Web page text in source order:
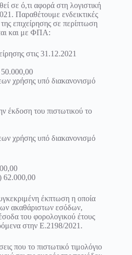
σε ό,τι αφορά στη λογιστική
Παραθέτουμε ενδεικτικές
επιχείρησης σε περίπτωση
και με ΦΠΑ:
στις 31.12.2021
χρήσης υπό διακανονισμό
έκδοση του πιστωτικού το
χρήσης υπό διακανονισμό
έκπτωση η οποία
ακαθάριστων εσόδων,
του φορολογικού έτους
στην Ε.2198/2021.
που το πιστωτικό τιμολόγιο